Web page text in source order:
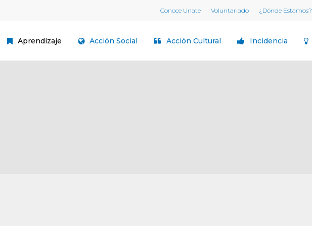
Conoce Unate Voluntariado ¿Dónde Estamos?
Aprendizaje Acción Social Acción Cultural Incidencia